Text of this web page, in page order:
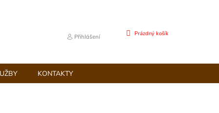
Přihlášení
NÁKUPNÍ
Prázdný košík
KONTAKTY